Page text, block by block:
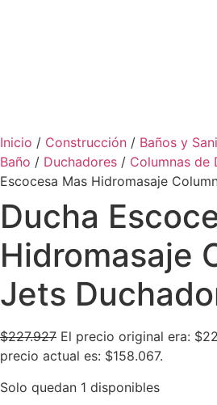
Inicio / Construcción / Baños y
Baño / Duchadores / Columnas de
Escocesa Mas Hidromasaje
Ducha
Hidromasaje
Jets
$227.927 El precio original era:
precio actual es: $158.067.
Solo quedan 1 disponibles